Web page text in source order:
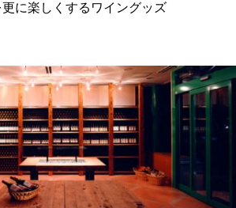
更に楽しくするワイングッズ